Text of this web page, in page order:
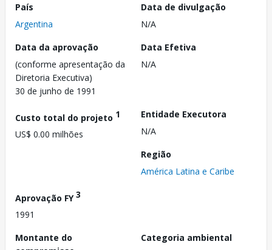
País
Argentina
Data de divulgação
N/A
Data da aprovação
(conforme apresentação da
Diretoria Executiva)
30 de junho de 1991
Data Efetiva
N/A
Custo total do projeto 1
US$ 0.00 milhões
Entidade Executora
N/A
Região
América Latina e Caribe
Aprovação FY3
1991
Montante do
Categoria ambiental